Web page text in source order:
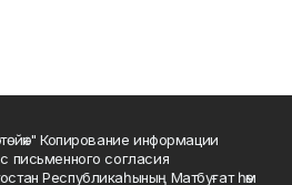
Копирование информации
письменного согласия
Республикаһының Матбуғат һәм